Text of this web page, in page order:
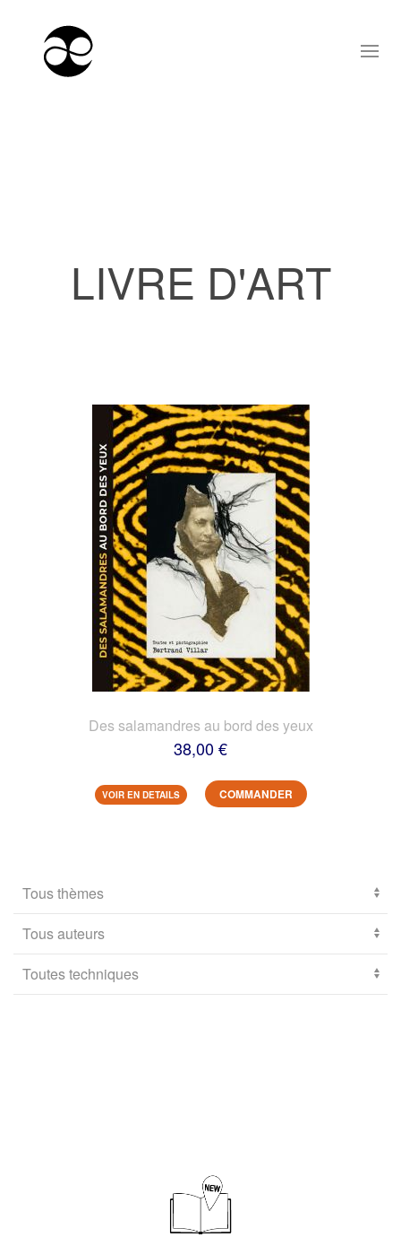
LIVRE D'ART
Des salamandres au bord des yeux
38,00 €
VOIR EN DETAILS COMMANDER